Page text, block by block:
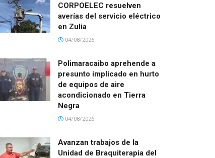
CORPOELEC resuelven
averías del servicio eléctrico
en Zulia
04/08/2026
Polimaracaibo aprehende a
presunto implicado en hurto
de equipos de aire
acondicionado en Tierra
Negra
04/08/2026
Avanzan trabajos de la
Unidad de Braquiterapia del